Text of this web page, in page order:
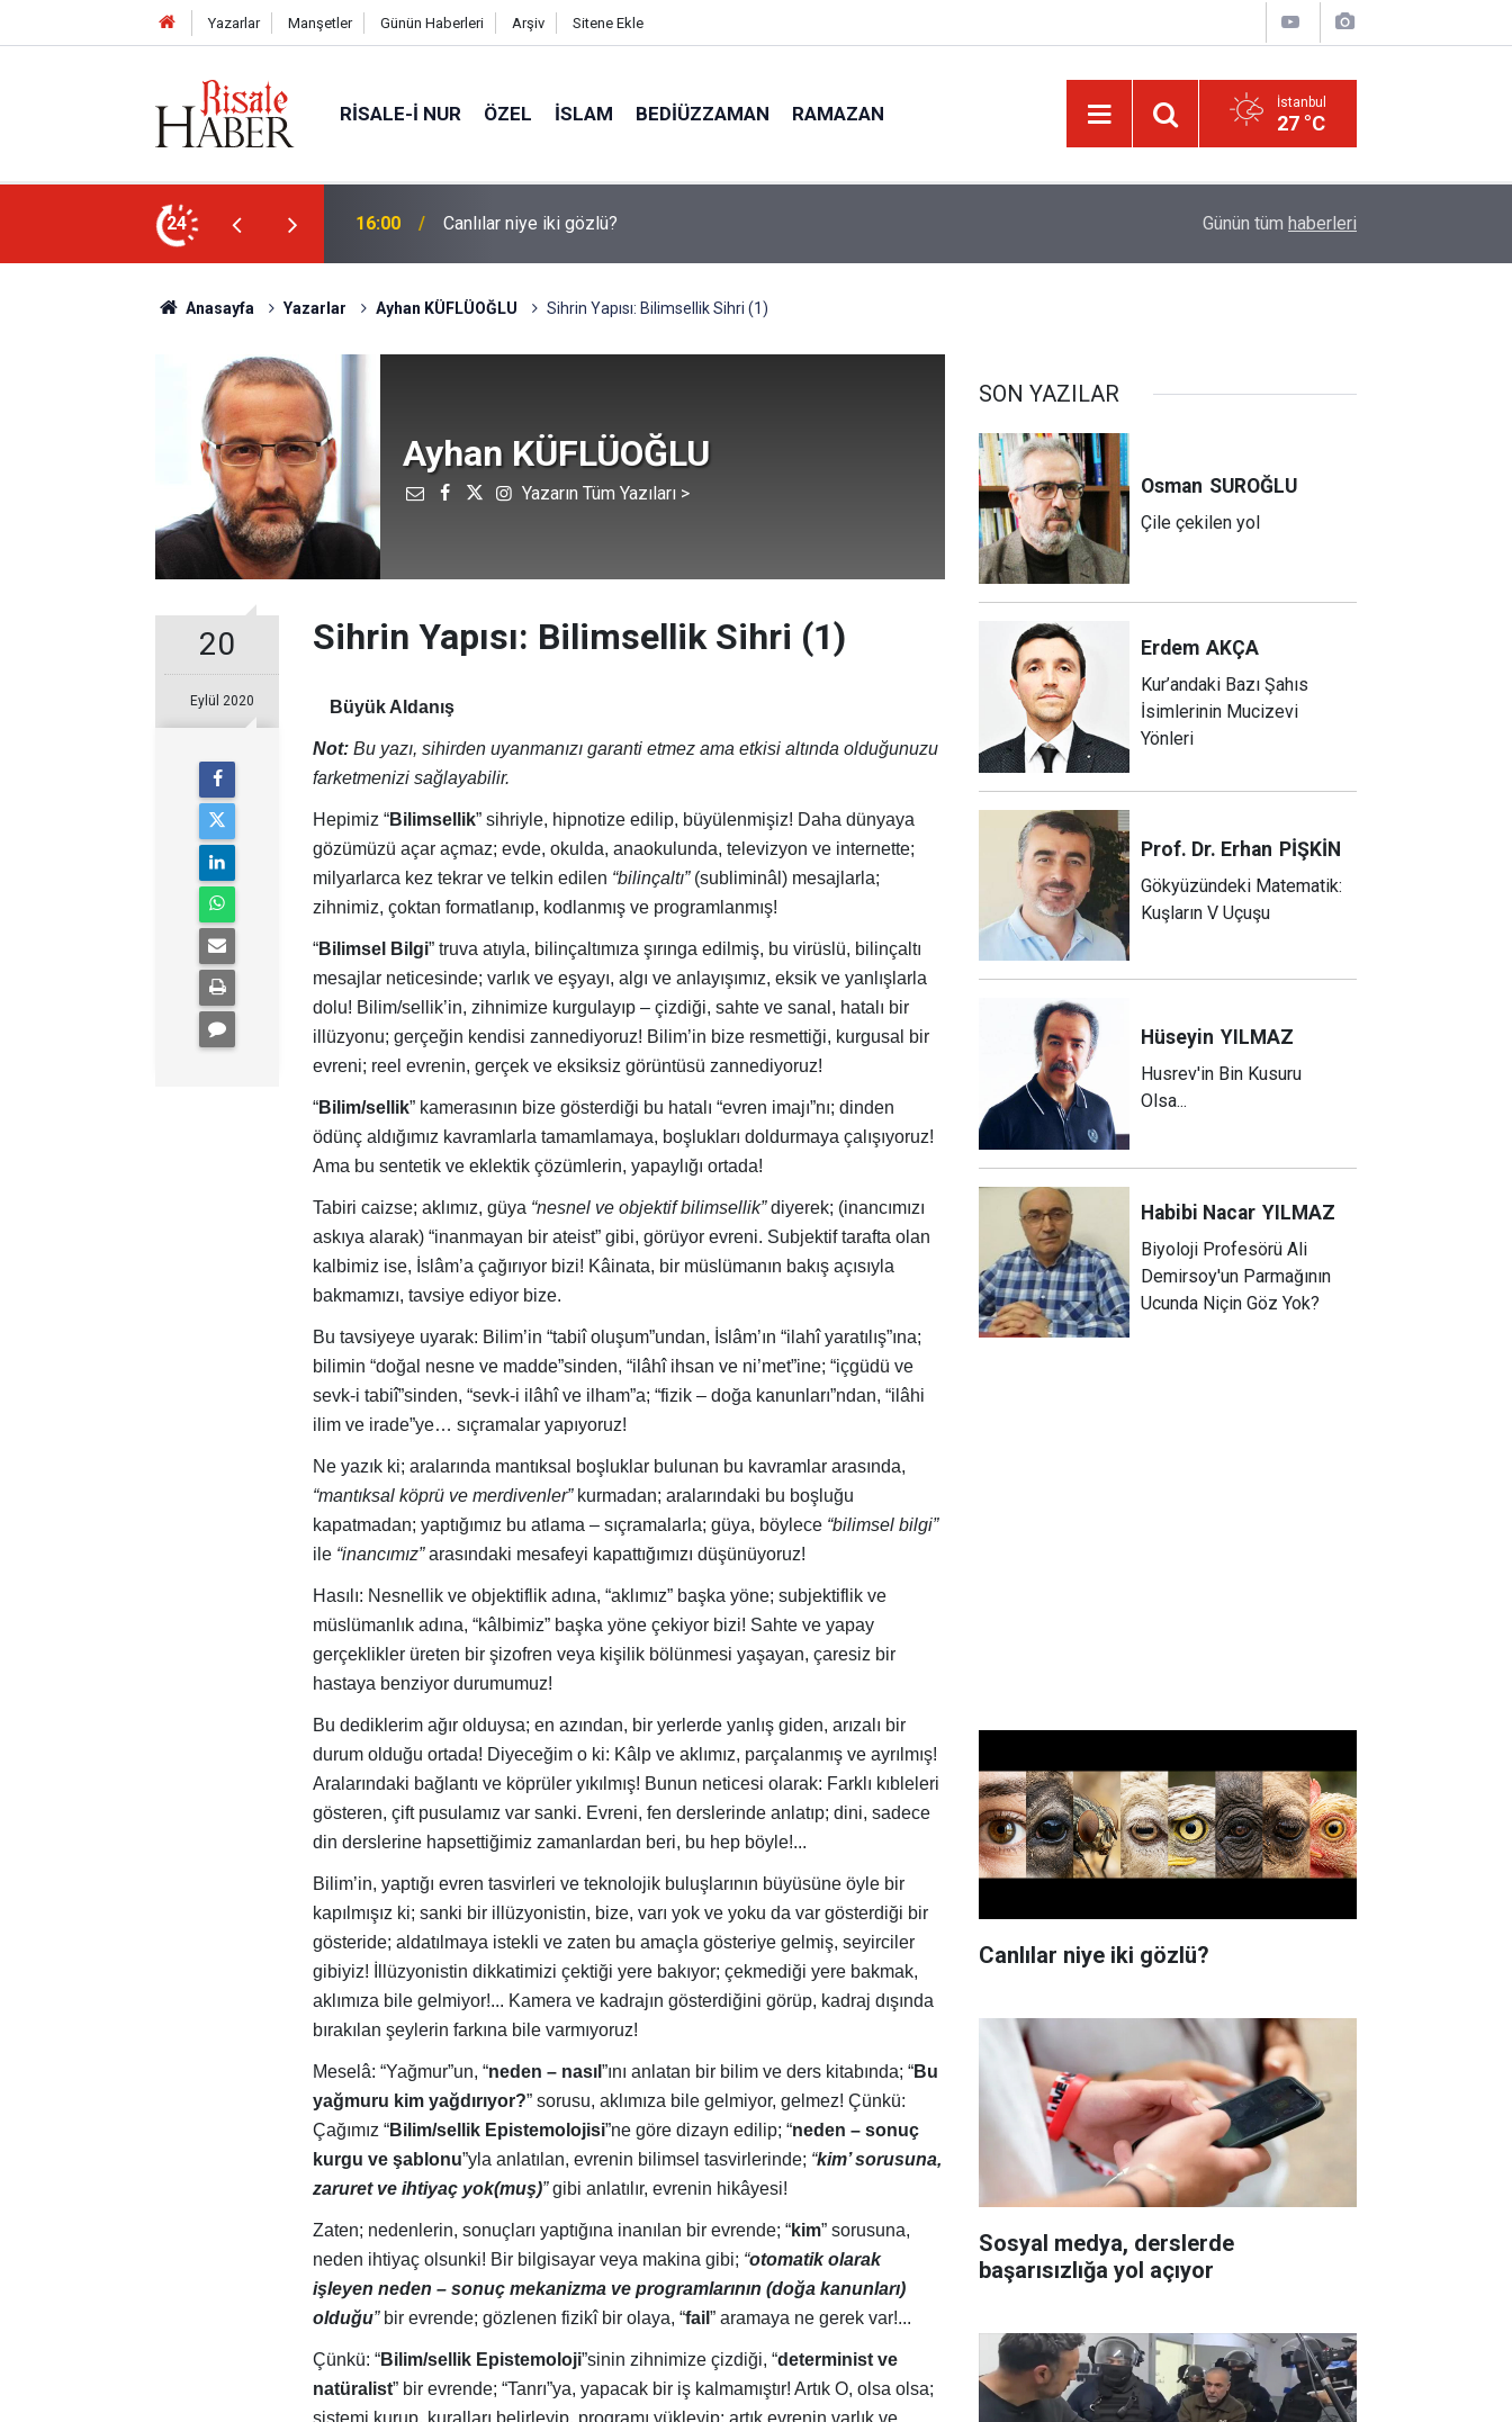
Yazarlar Manşetler Günün Haberleri Arşiv Sitene Ekle
RISALE-I NUR ÖZEL İSLAM BEDIÜZZAMAN RAMAZAN İstanbul
27 °C
24 15:35 Sosyal medya, derslerde başarısızlığa yol açıyor Günün tüm haberleri
Anasayfa Yazarlar Ayhan KÜFLÜOĞLU Sihrin Yapısı: Bilimsellik Sihri (1)
Ayhan KÜFLÜOĞLU
Yazarın Tüm Yazıları >
20
Eylül 2020
Sihrin Yapısı: Bilimsellik Sihri (1)
Büyük Aldanış
Not: Bu yazı, sihirden uyanmanızı garanti etmez ama etkisi altında olduğunuzu
farketmenizi sağlayabilir.
Hepimiz “Bilimsellik” sihriyle, hipnotize edilip, büyülenmişiz! Daha dünyaya
gözümüzü açar açmaz; evde, okulda, anaokulunda, televizyon ve internette;
milyarlarca kez tekrar ve telkin edilen “bilinçaltı”(subliminâl) mesajlarla;
zihnimiz, çoktan formatlanıp, kodlanmış ve programlanmış!
“Bilimsel Bilgi” truva atıyla, bilinçaltımıza şırınga edilmiş, bu virüslü, bilinçaltı
mesajlar neticesinde; varlık ve eşyayı, algı ve anlayışımız, eksik ve yanlışlarla
dolu! Bilim/sellik’in, zihnimize kurgulayıp – çizdiği, sahte ve sanal, hatalı bir
illüzyonu; gerçeğin kendisi zannediyoruz! Bilim’in bize resmettiği, kurgusal bir
evreni; reel evrenin, gerçek ve eksiksiz görüntüsü zannediyoruz!
“Bilim/sellik” kamerasının bize gösterdiği bu hatalı “evren imajı”nı; dinden
ödünç aldığımız kavramlarla tamamlamaya, boşlukları doldurmaya çalışıyoruz!
Ama bu sentetik ve eklektik çözümlerin, yapaylığı ortada!
Tabiri caizse; aklımız, güya “nesnel ve objektif bilimsellik”diyerek; (inancımızı
askıya alarak) “inanmayan bir ateist” gibi, görüyor evreni. Subjektif tarafta olan
kalbimiz ise, İslâm’a çağırıyor bizi! Kâinata, bir müslümanın bakış açısıyla
bakmamızı, tavsiye ediyor bize.
Bu tavsiyeye uyarak: Bilim’in “tabiî oluşum”undan, İslâm’ın “ilahî yaratılış”ına;
bilimin “doğal nesne ve madde”sinden, “ilâhî ihsan ve ni’met”ine; “içgüdü ve
sevk-i tabiî”sinden, “sevk-i ilâhî ve ilham”a; “fizik – doğa kanunları”ndan, “ilâhi
ilim ve irade”ye… sıçramalar yapıyoruz!
Ne yazık ki; aralarında mantıksal boşluklar bulunan bu kavramlar arasında,
“mantıksal köprü ve merdivenler”kurmadan; aralarındaki bu boşluğu
kapatmadan; yaptığımız bu atlama – sıçramalarla; güya, böylece “bilimsel bilgi”
ile “inancımız”arasındaki mesafeyi kapattığımızı düşünüyoruz!
Hasılı: Nesnellik ve objektiflik adına, “aklımız” başka yöne; subjektiflik ve
müslümanlık adına, “kâlbimiz” başka yöne çekiyor bizi! Sahte ve yapay
gerçeklikler üreten bir şizofren veya kişilik bölünmesi yaşayan, çaresiz bir
hastaya benziyor durumumuz!
Bu dediklerim ağır olduysa; en azından, bir yerlerde yanlış giden, arızalı bir
durum olduğu ortada! Diyeceğim o ki: Kâlp ve aklımız, parçalanmış ve ayrılmış!
Aralarındaki bağlantı ve köprüler yıkılmış! Bunun neticesi olarak: Farklı kıbleleri
gösteren, çift pusulamız var sanki. Evreni, fen derslerinde anlatıp; dini, sadece
din derslerine hapsettiğimiz zamanlardan beri, bu hep böyle!...
Bilim’in, yaptığı evren tasvirleri ve teknolojik buluşlarının büyüsüne öyle bir
kapılmışız ki; sanki bir illüzyonistin, bize, varı yok ve yoku da var gösterdiği bir
gösteride; aldatılmaya istekli ve zaten bu amaçla gösteriye gelmiş, seyirciler
gibiyiz! İllüzyonistin dikkatimizi çektiği yere bakıyor; çekmediği yere bakmak,
aklımıza bile gelmiyor!... Kamera ve kadrajın gösterdiğini görüp, kadraj dışında
bırakılan şeylerin farkına bile varmıyoruz!
Meselâ: “Yağmur”un, “neden – nasıl ”ını anlatan bir bilim ve ders kitabında; “Bu
yağmuru kim yağdırıyor?” sorusu, aklımıza bile gelmiyor, gelmez! Çünkü:
Çağımız “Bilim/sellik Epistemolojisi”ne göre dizayn edilip; “neden – sonuç
kurgu ve şablonu”yla anlatılan, evrenin bilimsel tasvirlerinde; “kim’ sorusuna,
zaruret ve ihtiyaç yok(muş)”gibi anlatılır, evrenin hikâyesi!
Zaten; nedenlerin, sonuçları yaptığına inanılan bir evrende; “kim” sorusuna,
neden ihtiyaç olsunki! Bir bilgisayar veya makina gibi; “otomatik olarak
işleyen neden – sonuç mekanizma ve programlarının (doğa kanunları)
olduğu”bir evrende; gözlenen fizikî bir olaya, “fail ” aramaya ne gerek var!...
Çünkü: “Bilim/sellik Epistemoloji”sinin zihnimize çizdiği, “determinist ve
natüralist” bir evrende; “Tanrı”ya, yapacak bir iş kalmamıştır! Artık O, olsa olsa;
sistemi kurup, kuralları belirleyip, programı yükleyip; artık evrenin varlık ve
SON YAZILAR
Osman SUROĞLU
Çile çekilen yol
Erdem AKÇA
Kur’andaki Bazı Şahıs
İsimlerinin Mucizevi
Yönleri
Prof. Dr. Erhan PİŞKİN
Gökyüzündeki Matematik:
Kuşların V Uçuşu
Hüseyin YILMAZ
Husrev'in Bin Kusuru
Olsa...
Habibi Nacar YILMAZ
Biyoloji Profesörü Ali
Demirsoy'un Parmağının
Ucunda Niçin Göz Yok?
Canlılar niye iki gözlü?
Sosyal medya, derslerde
başarısızlığa yol açıyor